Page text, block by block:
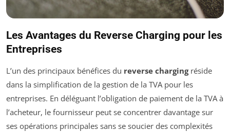
Les Avantages du Reverse Charging pour les
Entreprises
L’un des principaux bénéfices du reverse chargingréside
dans la simplification de la gestion de la TVA pour les
entreprises. En déléguant l’obligation de paiement de la TVA à
l’acheteur, le fournisseur peut se concentrer davantage sur
ses opérations principales sans se soucier des complexités